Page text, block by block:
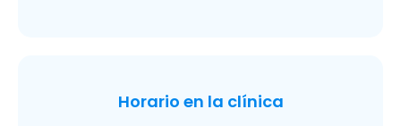
Horario en la clínica